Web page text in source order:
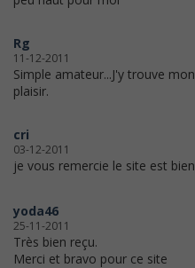
Rg
11-12-2011
Simple amateur...J'y trouve mon
plaisir.
cri
03-12-2011
je vous remercie le site est bien
yoda46
25-11-2011
Très bien reçu.
Merci et bravo pour ce site